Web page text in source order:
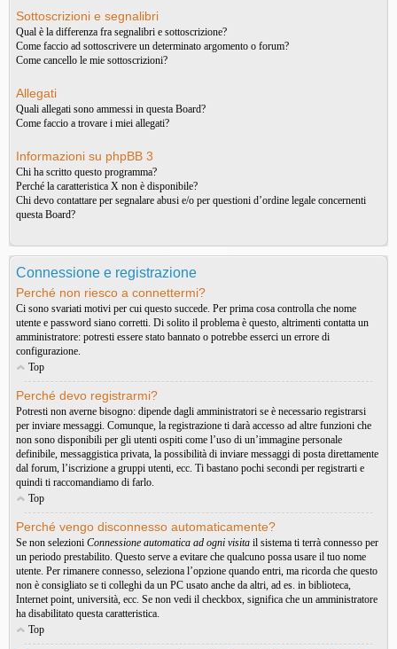
Sottoscrizioni e segnalibri
Qual è la differenza fra segnalibri e sottoscrizione?
Come faccio ad sottoscrivere un determinato argomento o forum?
Come cancello le mie sottoscrizioni?
Allegati
Quali allegati sono ammessi in questa Board?
Come faccio a trovare i miei allegati?
Informazioni su phpBB 3
Chi ha scritto questo programma?
Perché la caratteristica X non è disponibile?
Chi devo contattare per segnalare abusi e/o per questioni d’ordine legale concernenti
questa Board?
Connessione e registrazione
Perché non riesco a connettermi?
Ci sono svariati motivi per cui questo succede. Per prima cosa controlla che nome
utente e password siano corretti. Di solito il problema è questo, altrimenti contatta un
amministratore: potresti essere stato bannato o potrebbe esserci un errore di
configurazione.
Top
Perché devo registrarmi?
Potresti non averne bisogno: dipende dagli amministratori se è necessario registrarsi
per inviare messaggi. Comunque, la registrazione ti darà accesso ad altre funzioni che
non sono disponibili per gli utenti ospiti come l’uso di un’immagine personale
definibile, messaggistica privata, la possibilità di inviare messaggi di posta direttamente
dal forum, l’iscrizione a gruppi utenti, ecc. Ti bastano pochi secondi per registrarti e
quindi ti raccomandiamo di farlo.
Top
Perché vengo disconnesso automaticamente?
Se non selezioni Connessione automatica ad ogni visita il sistema ti terrà connesso per
un periodo prestabilito. Questo serve a evitare che qualcuno possa usare il tuo nome
utente. Per rimanere connesso, seleziona l’opzione quando entri, ma ricorda che questo
non è consigliato se ti colleghi da un PC usato anche da altri, ad es. in biblioteca,
Internet point, università, ecc. Se non vedi il checkbox, significa che un amministratore
ha disabilitato questa caratteristica.
Top